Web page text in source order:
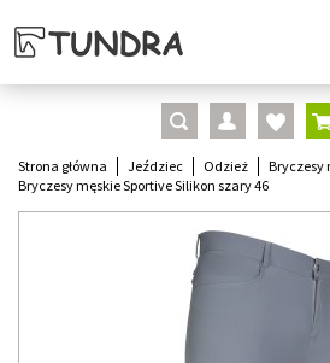
Strona główna Jeździec Odzież
Bryczesy
Bryczesy męskie Sportive Silikon szary 46